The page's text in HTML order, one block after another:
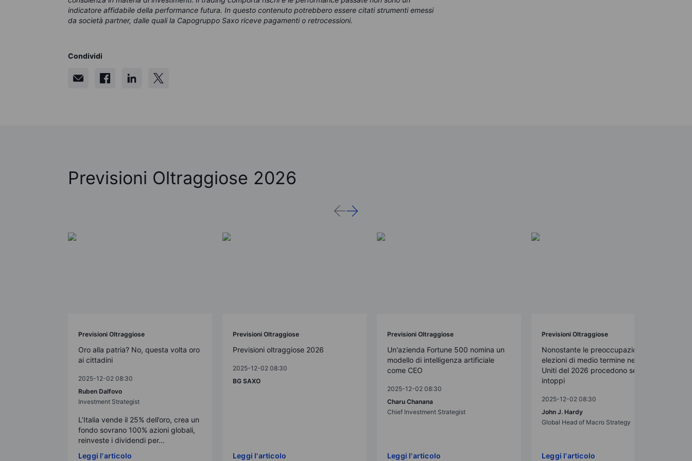
indicatore affidabile della performance futura. In questo contenuto potrebbero essere citati strumenti emessi
da società partner, dalle quali la Capogruppo Saxo riceve pagamenti o retrocessioni.
Condividi
Previsioni Oltraggiose 2026
Previsioni Oltraggiose
Oro alla patria? No, questa volta oro
ai cittadini
2025-12-02 08:30
Ruben Dalfovo
Investment Strategist
L’Italia vende il 25% dell’oro, crea un
fondo sovrano 100% azioni globali,
reinveste i dividendi per...
Leggi l'articolo
Previsioni Oltraggiose
Previsioni oltraggiose 2026
2025-12-02 08:30
BG SAXO
Leggi l'articolo
Previsioni Oltraggiose
Un'azienda Fortune 500 nomina un
modello di intelligenza artificiale
come CEO
2025-12-02 08:30
Charu Chanana
Chief Investment Strategist
Leggi l'articolo
Previsioni Oltraggiose
Nonostante le preoccupazioni, le
elezioni di medio termine negli Stati
Uniti del 2026 procedono senza
intoppi
2025-12-02 08:30
John J. Hardy
Global Head of Macro Strategy
Leggi l'articolo